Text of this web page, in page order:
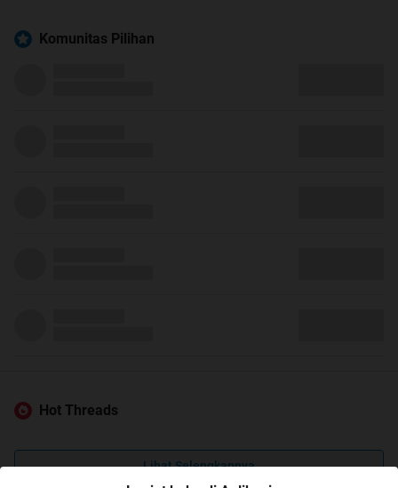
Komunitas Pilihan
Hot Threads
Lihat Selengkapnya